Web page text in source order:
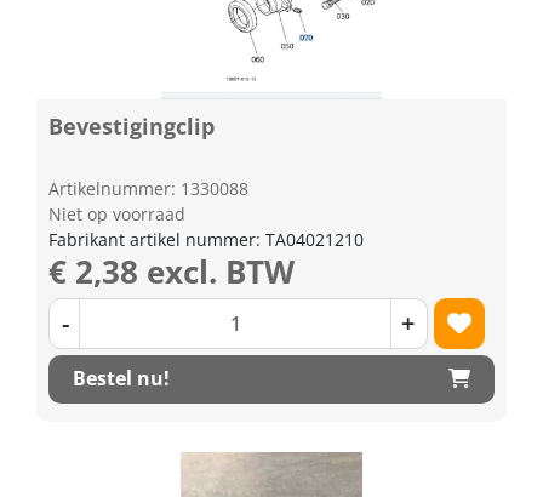
Bevestigingclip
Artikelnummer: 1330088
Niet op voorraad
Fabrikant artikel nummer: TA04021210
€ 2,38 excl. BTW
- +
Bestel nu!